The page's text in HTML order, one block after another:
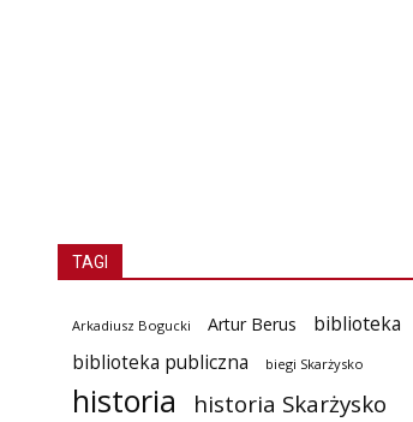
TAGI
Arkadiusz Bogucki Artur Berus
biblioteka
biblioteka publiczna
biegi Skarżysko
historia historia Skarżysko